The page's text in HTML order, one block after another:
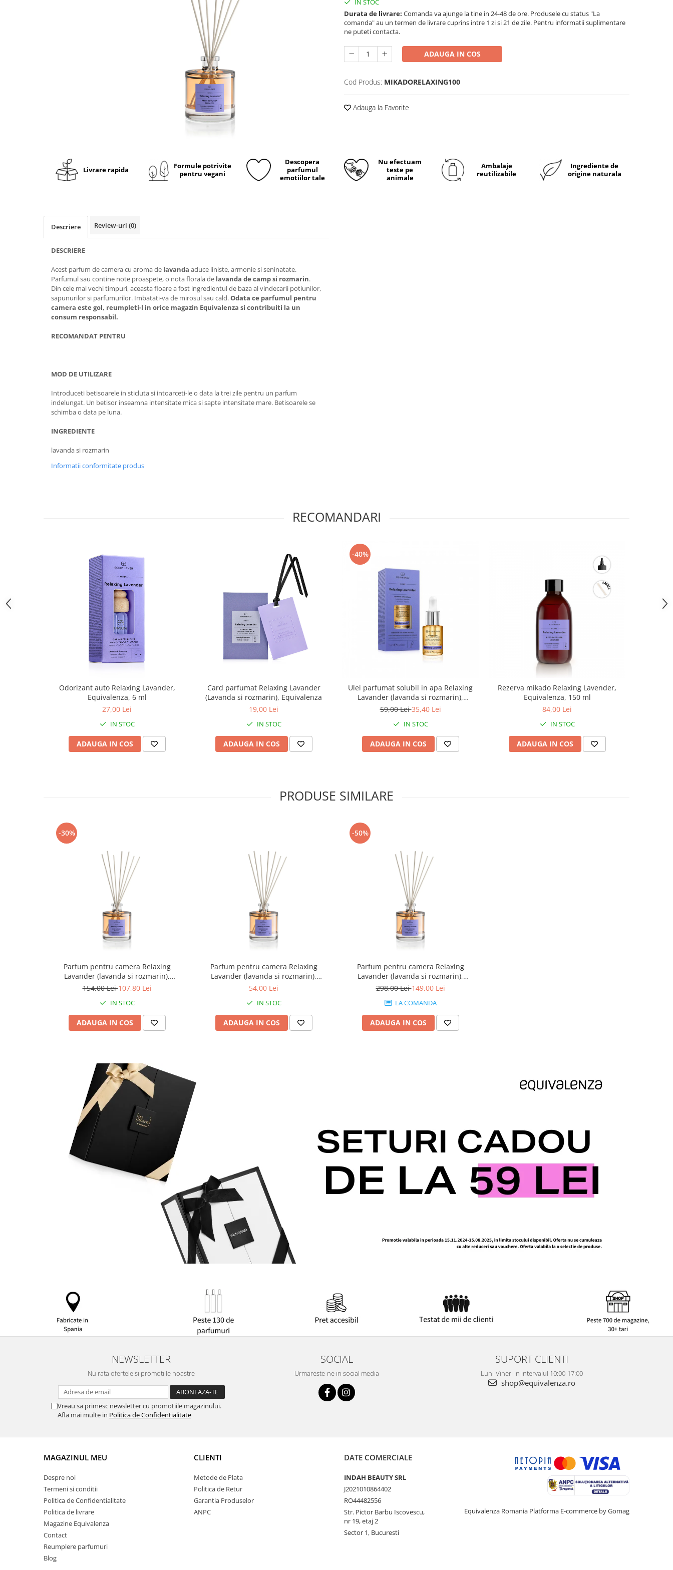
IN STOC
Durata de livrare: Comanda va ajunge la tine in 24-48 de ore. Produsele cu status "La
comanda" au un termen de livrare cuprins intre 1 zi si 21 de zile. Pentru informatii suplimentare
ne puteti contacta.
ADAUGA IN COS
Cod Produs: MIKADORELAXING100
Adauga la Favorite
Livrare rapida
Formule potrivite
pentru vegani
Descopera
parfumul
emotiilor tale
Nu efectuam
teste pe
animale
Ambalaje
reutilizabile
Ingrediente de
origine naturala
Descriere Review-uri (0)
DESCRIERE
Acest parfum de camera cu aroma de lavanda aduce liniste, armonie si seninatate.
Parfumul sau contine note proaspete, o nota florala de lavanda de camp si rozmarin.
Din cele mai vechi timpuri, aceasta floare a fost ingredientul de baza al vindecarii potiunilor,
sapunurilor si parfumurilor. Imbatati-va de mirosul sau cald.Odata ce parfumul pentru
camera este gol, reumpleti-l in orice magazin Equivalenza si contribuiti la un
consum responsabil.
RECOMANDAT PENTRU
MOD DE UTILIZARE
Introduceti betisoarele in sticluta si intoarceti-le o data la trei zile pentru un parfum
indelungat. Un betisor inseamna intensitate mica si sapte intensitate mare. Betisoarele se
schimba o data pe luna.
INGREDIENTE
lavanda si rozmarin
Informatii conformitate produs
RECOMANDARI
Odorizant auto Relaxing Lavander,
Equivalenza, 6 ml
27,00 Lei
IN STOC
ADAUGA IN COS
Card parfumat Relaxing Lavander
(Lavanda si rozmarin), Equivalenza
19,00 Lei
IN STOC
ADAUGA IN COS
-40%
Ulei parfumat solubil in apa Relaxing
Lavander (lavanda si rozmarin),
Equivalenza, 15 ml
59,00 Lei35,40 Lei
IN STOC
ADAUGA IN COS
Rezerva mikado Relaxing Lavender,
Equivalenza, 150 ml
84,00 Lei
IN STOC
ADAUGA IN COS
PRODUSE SIMILARE
-30%
Parfum pentru camera Relaxing
Lavander (lavanda si rozmarin),
Equivalenza, 200 ml
154,00 Lei107,80 Lei
IN STOC
ADAUGA IN COS
Parfum pentru camera Relaxing
Lavander (lavanda si rozmarin),
Equivalenza, 50 ml
54,00 Lei
IN STOC
ADAUGA IN COS
-50%
Parfum pentru camera Relaxing
Lavander (lavanda si rozmarin),
Equivalenza, 500 ml
298,00 Lei149,00 Lei
LA COMANDA
ADAUGA IN COS
NEWSLETTER
Nu rata ofertele si promotiile noastre
Vreau sa primesc newsletter cu promotiile magazinului.
Afla mai multe in Politica de Confidentialitate
SOCIAL
Urmareste-ne in social media
SUPORT CLIENTI
Luni-Vineri in intervalul 10:00-17:00
shop@equivalenza.ro
MAGAZINUL MEU
Despre noi
Termeni si conditii
Politica de Confidentialitate
Politica de livrare
Magazine Equivalenza
Contact
Reumplere parfumuri
Blog
CLIENTI
Metode de Plata
Politica de Retur
Garantia Produselor
ANPC
DATE COMERCIALE
INDAH BEAUTY SRL
J2021010864402
RO44482556
Str. Pictor Barbu Iscovescu,
nr 19, etaj 2
Sector 1, Bucuresti
Equivalenza Romania Platforma E-commerce by Gomag